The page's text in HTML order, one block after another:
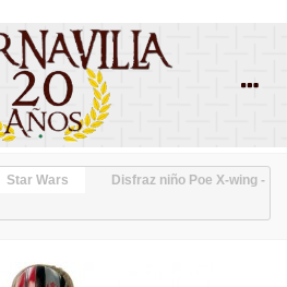
Star Wars
Disfraz niño Poe X-wing -